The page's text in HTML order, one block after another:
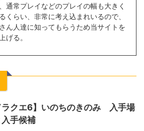
通常プレイなどのプレイの幅も大きく
くらい、非常に考え込まれいるので、
ん人達に知ってもらうため当サイトを
げる。
ラクエ6】いのちのきのみ 入手場
手候補